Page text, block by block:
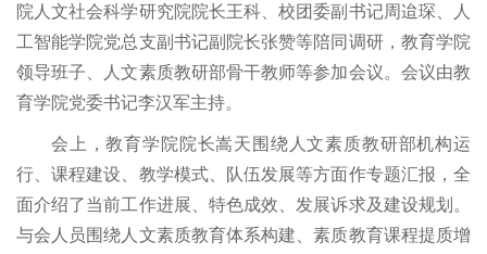
院人文社会科学研究院院长王科、校团委副书记周迨琛、人
工智能学院党总支副书记副院长张赞等陪同调研，教育学院
领导班子、人文素质教研部骨干教师等参加会议。会议由教
育学院党委书记李汉军主持。
会上，教育学院院长嵩天围绕人文素质教研部机构运
行、课程建设、教学模式、队伍发展等方面作专题汇报，全
面介绍了当前工作进展、特色成效、发展诉求及建设规划。
与会人员围绕人文素质教育体系构建、素质教育课程提质增